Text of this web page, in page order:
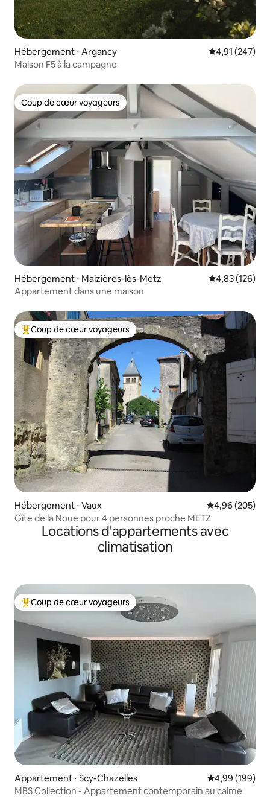
Hébergement ⋅ Argancy Évaluation
4,91 (247)
Maison F5 à la campagne
Coup de cœur voyageurs
Coup de cœur voyageurs
Hébergement ⋅ Maizières-lès-Metz Évaluation
4,83 (126)
Appartement dans une maison
Coups de cœur voyageurs les plus appréciés
Coup de cœur voyageurs
Hébergement ⋅ Vaux Évaluation
4,96 (205)
Gîte de la Noue pour 4 personnes proche METZ
Locations d'appartements avec
climatisation
Coups de cœur voyageurs les plus appréciés
Coup de cœur voyageurs
Appartement ⋅ Scy-Chazelles Évaluation
4,99 (199)
MBS Collection - Appartement contemporain au calme